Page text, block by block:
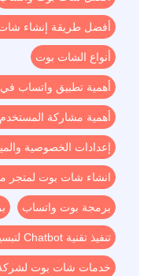
أفضل طريقة إنشاء
أنواع الشات بوت
أهمية تطبيق واتساب في
أهمية مشاركة
إعدادات الخصوصية
انشاء شات بوت لمتجر
برمجة بوت واتساب
تنفيذ تقنية Chatbot لتبسيط خدمة العملاء
خدمات شات بوت